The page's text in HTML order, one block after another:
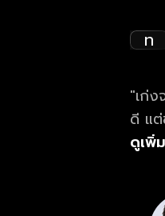
ท
"เก่ง
ดี แ
ดูเพิ่